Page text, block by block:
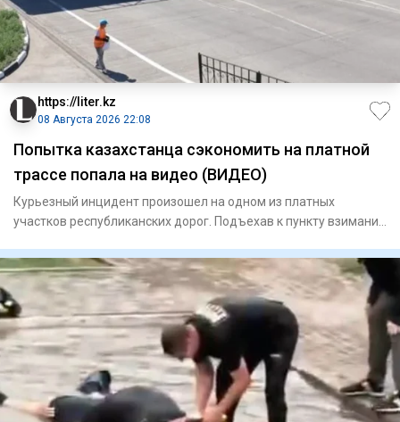
https://liter.kz
08 Августа 2026 22:08
Попытка казахстанца сэкономить на платной
трассе попала на видео (ВИДЕО)
Курьезный инцидент произошел на одном из платных
участков республиканских дорог. Подъехав к пункту взимания